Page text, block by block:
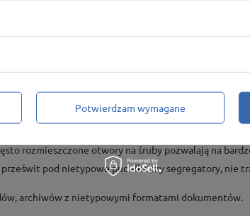
sprawia, że segregatory licują się z krawędzią półki,
nadto dla papieru (nawet przy pełnym obłożeniu).
– klasyk biurowy
się model Steel. To tradycyjny regał skręcany,
rozmieszczone otwory na śruby pozwalają na
pod nietypowe pudełka czy segregatory, nie
archiwów z nietypowymi formatami dokumentów.
Potwierdzam wymagane